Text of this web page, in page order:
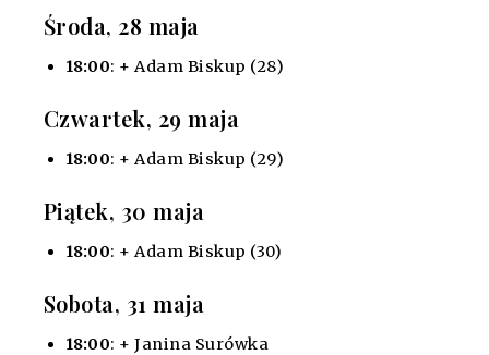
Środa, 28 maja
18:00: + Adam Biskup (28)
Czwartek, 29 maja
18:00: + Adam Biskup (29)
Piątek, 30 maja
18:00: + Adam Biskup (30)
Sobota, 31 maja
18:00: + Janina Surówka